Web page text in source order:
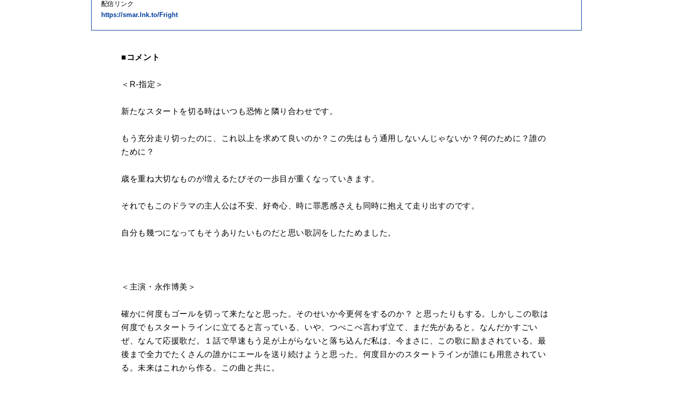
配信リンク
https://smar.lnk.to/Fright
■コメント
＜R-指定＞
新たなスタートを切る時はいつも恐怖と隣り合わせです。
もう充分走り切ったのに、これ以上を求めて良いのか？この先はもう通用しないんじゃないか？何のために？誰の
ために？
歳を重ね大切なものが増えるたびその一歩目が重くなっていきます。
それでもこのドラマの主人公は不安、好奇心、時に罪悪感さえも同時に抱えて走り出すのです。
自分も幾つになってもそうありたいものだと思い歌詞をしたためました。
＜主演・永作博美＞
確かに何度もゴールを切って来たなと思った。そのせいか今更何をするのか？ と思ったりもする。しかしこの歌は
何度でもスタートラインに立てると言っている、いや、つべこべ言わず立て、まだ先があると。なんだかすごい
ぜ、なんて応援歌だ。１話で早速もう足が上がらないと落ち込んだ私は、今まさに、この歌に励まされている。最
後まで全力でたくさんの誰かにエールを送り続けようと思った。何度目かのスタートラインが誰にも用意されてい
る。未来はこれから作る。この曲と共に。